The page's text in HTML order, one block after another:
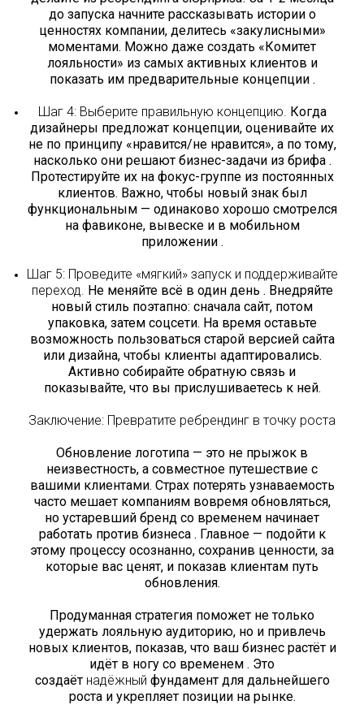
до запуска начните рассказывать истории о
ценностях компании, делитесь «закулисными»
моментами. Можно даже создать «Комитет
лояльности» из самых активных клиентов и
показать им предварительные концепции .
Шаг 4: Выберите правильную концепцию. Когда
дизайнеры предложат концепции, оценивайте их
не по принципу «нравится/не нравится», а по тому,
насколько они решают бизнес-задачи из брифа .
Протестируйте их на фокус-группе из постоянных
клиентов. Важно, чтобы новый знак был
функциональным — одинаково хорошо смотрелся
на фавиконе, вывеске и в мобильном
приложении .
Шаг 5: Проведите «мягкий» запуск и поддерживайте
переход. Не меняйте всё в один день . Внедряйте
новый стиль поэтапно: сначала сайт, потом
упаковка, затем соцсети. На время оставьте
возможность пользоваться старой версией сайта
или дизайна, чтобы клиенты адаптировались.
Активно собирайте обратную связь и
показывайте, что вы прислушиваетесь к ней.
Заключение: Превратите ребрендинг в точку роста
Обновление логотипа — это не прыжок в
неизвестность, а совместное путешествие с
вашими клиентами. Страх потерять узнаваемость
часто мешает компаниям вовремя обновляться,
но устаревший бренд со временем начинает
работать против бизнеса . Главное — подойти к
этому процессу осознанно, сохранив ценности, за
которые вас ценят, и показав клиентам путь
обновления.
Продуманная стратегия поможет не только
удержать лояльную аудиторию, но и привлечь
новых клиентов, показав, что ваш бизнес растёт и
идёт в ногу со временем . Это
создаёт надёжный фундамент для дальнейшего
роста и укрепляет позиции на рынке.